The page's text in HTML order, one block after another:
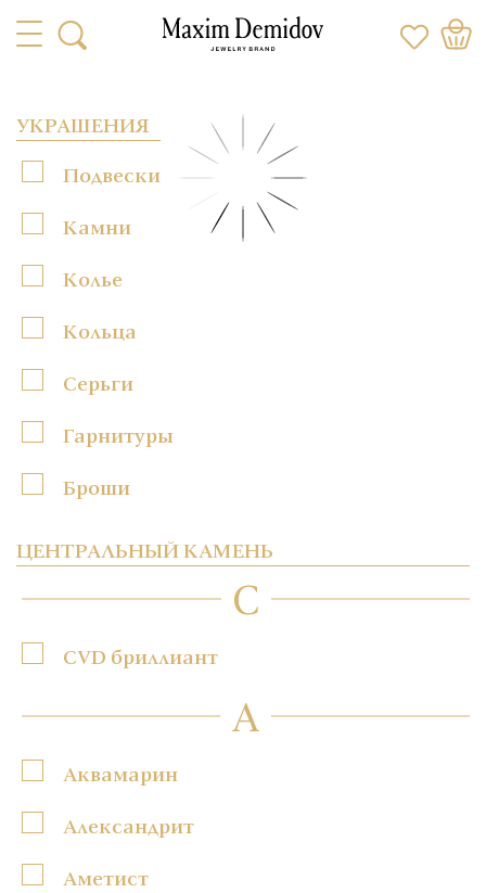
УКРАШЕНИЯ
Подвески
Камни
Колье
Кольца
Серьги
Гарнитуры
Броши
ЦЕНТРАЛЬНЫЙ КАМЕНЬ
C
CVD бриллиант
А
Аквамарин
Александрит
Аметист